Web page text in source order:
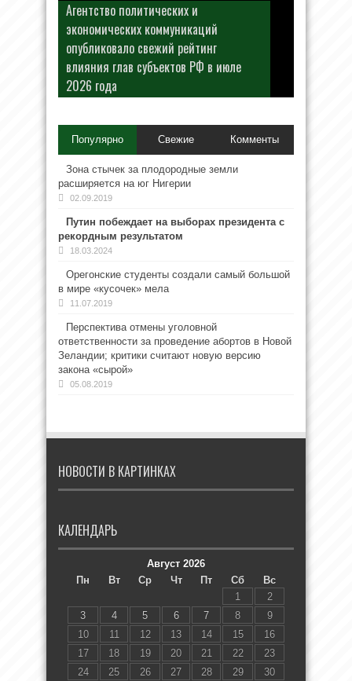
Агентство политических и
экономических коммуникаций
опубликовало свежий рейтинг
влияния глав субъектов РФ в июле
2026 года
Популярно Свежие Комменты
Зона стычек за плодородные земли
расширяется на юг Нигерии
02.09.2019
Путин побеждает на выборах президента с
рекордным результатом
18.03.2024
Орегонские студенты создали самый большой
в мире «кусочек» мела
11.07.2019
Перспектива отмены уголовной
ответственности за проведение абортов в Новой
Зеландии; критики считают новую версию
закона «сырой»
05.08.2019
НОВОСТИ В КАРТИНКАХ
КАЛЕНДАРЬ
Август 2026
Пн
Вт Ср Чт Пт Сб
Вс
1
2
3
4 5 6 7 8
9
10
11 12 13 14 15
16
17
18 19 20 21 22
23
24
25 26 27 28 29 30